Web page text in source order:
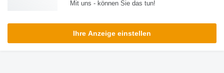
Mit uns - können Sie das tun!
Ihre Anzeige einstellen